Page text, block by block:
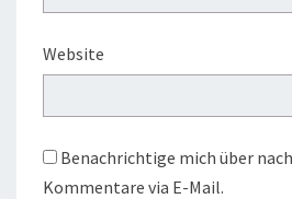
Website
Benachrichtige mich über
Kommentare via E-Mail.